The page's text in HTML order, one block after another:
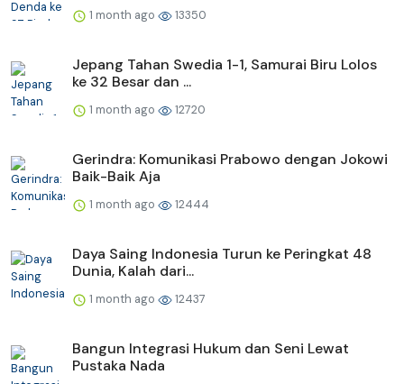
1 month ago 13350
Jepang Tahan Swedia 1-1, Samurai Biru Lolos
ke 32 Besar dan ...
1 month ago 12720
Gerindra: Komunikasi Prabowo dengan Jokowi
Baik-Baik Aja
1 month ago 12444
Daya Saing Indonesia Turun ke Peringkat 48
Dunia, Kalah dari...
1 month ago 12437
Bangun Integrasi Hukum dan Seni Lewat
Pustaka Nada